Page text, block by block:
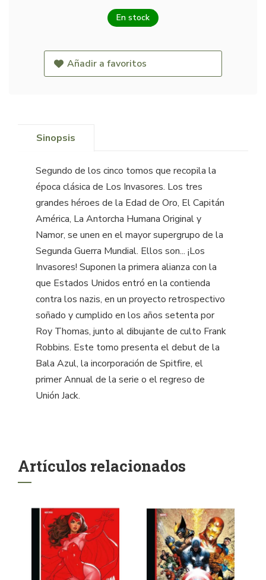
En stock
Añadir a favoritos
Sinopsis
Segundo de los cinco tomos que recopila la
época clásica de Los Invasores. Los tres
grandes héroes de la Edad de Oro, El Capitán
América, La Antorcha Humana Original y
Namor, se unen en el mayor supergrupo de la
Segunda Guerra Mundial. Ellos son... ¡Los
Invasores! Suponen la primera alianza con la
que Estados Unidos entró en la contienda
contra los nazis, en un proyecto retrospectivo
soñado y cumplido en los años setenta por
Roy Thomas, junto al dibujante de culto Frank
Robbins. Este tomo presenta el debut de la
Bala Azul, la incorporación de Spitfire, el
primer Annual de la serie o el regreso de
Unión Jack.
Artículos relacionados